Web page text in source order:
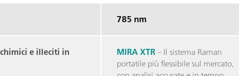
785 nm
e illeciti in
MIRA XTR– Il sistema Raman
portatile più flessibile sul mercato,